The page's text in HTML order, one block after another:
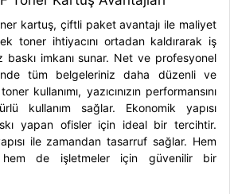
kartuş, çiftli paket avantajı ile maliyet
toner ihtiyacını ortadan kaldırarak iş
baskı imkanı sunar. Net ve profesyonel
tüm belgeleriniz daha düzenli ve
kullanımı, yazıcınızın performansını
kullanım sağlar. Ekonomik yapısı
yapan ofisler için ideal bir tercihtir.
ile zamandan tasarruf sağlar. Hem
hem de işletmeler için güvenilir bir